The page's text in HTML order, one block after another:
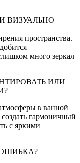
ВИЗУАЛЬНО
пространства.
много зеркал
ИЛИ
в ванной
гармоничный
с яркими